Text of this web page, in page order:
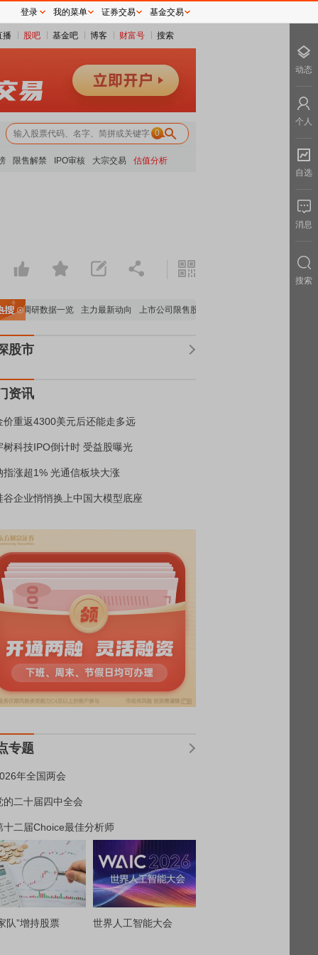
播 股吧 基金吧 博客 财富号 搜索
0
限售解禁 IPO审核 大宗交易 估值分析
调研数据一览 主力最新动向 上市公司限售股解禁一览
股市
资讯
价重返4300美元后还能走多远
树科技IPO倒计时 受益股曝光
指涨超1% 光通信板块大涨
谷企业悄悄换上中国大模型底座
专题
年全国两会
的二十届四中全会
十二届Choice最佳分析师
队”增持股票 世界人工智能大会
登录 我的菜单 证券交易 基金交易
动态
个人
自选
消息
搜索